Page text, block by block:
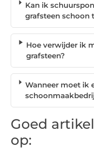
Kan ik
grafsteen schoon
Hoe verwijder ik
grafsteen?
Wanneer moet ik
Goed
op: